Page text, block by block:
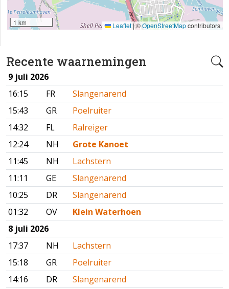
Recente waarnemingen
9 juli 2026
16:15
FR
Slangenarend
15:43
GR
Poelruiter
14:32
FL
Ralreiger
12:24
NH
Grote Kanoet
11:45
NH
Lachstern
11:11
GE
Slangenarend
10:25
DR
Slangenarend
01:32
OV
Klein Waterhoen
8 juli 2026
17:37
NH
Lachstern
15:18
GR
Poelruiter
14:16
DR
Slangenarend
1 km Leaflet|©OpenStreetMapcontributors